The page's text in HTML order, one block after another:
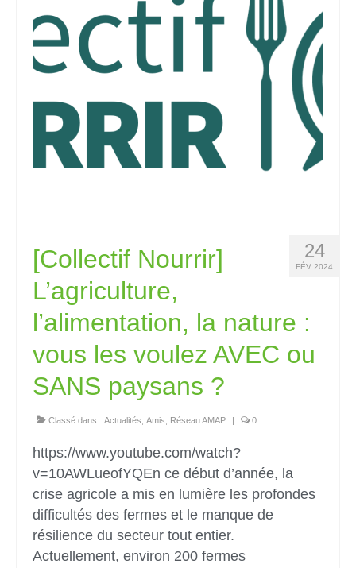
24
FÉV 2024
[Collectif Nourrir]
L’agriculture,
l’alimentation, la nature :
vous les voulez AVEC ou
SANS paysans ?
Classé dans : Actualités Amis Réseau AMAP 0
https://www.youtube.com/watch?
v=10AWLueofYQEn ce début d’année, la
crise agricole a mis en lumière les profondes
difficultés des fermes et le manque de
résilience du secteur tout entier.
Actuellement, environ 200 fermes